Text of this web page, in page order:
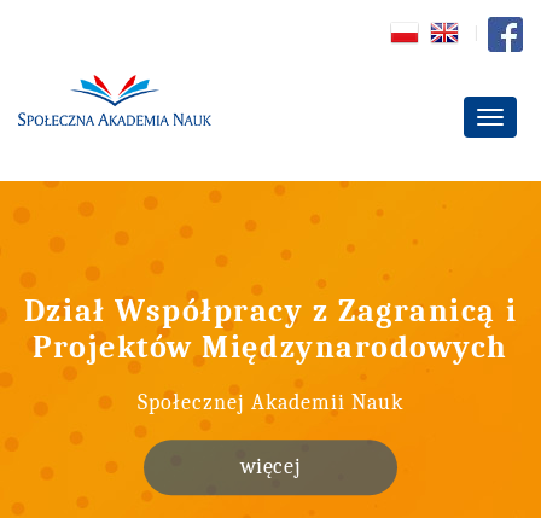
Dział Współpracy z Zagranicą i
Projektów Międzynarodowych
Społecznej Akademii Nauk
więcej